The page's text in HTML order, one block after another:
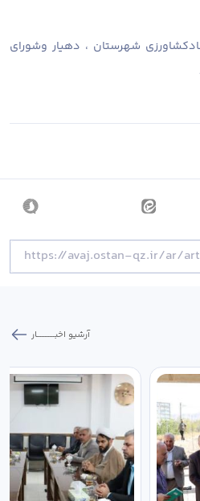
شهرستان ، دهیار وشورای
آرشیو اخبـــــــــــار